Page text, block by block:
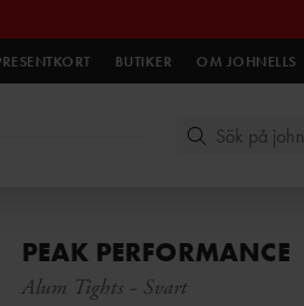
BUTIKER OM JOHNELLS
PEAK PERFORMANCE
Alum Tights - Svart